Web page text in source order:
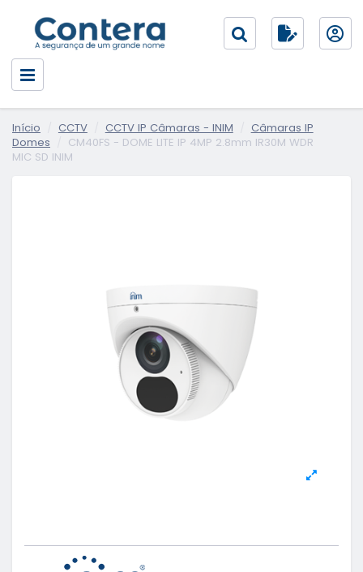
Início CCTV CCTV IP Câmaras - INIM
Câmaras IP
Domes
CM40FS - DOME LITE IP 4MP 2.8mm IR30M WDR
MIC SD INIM